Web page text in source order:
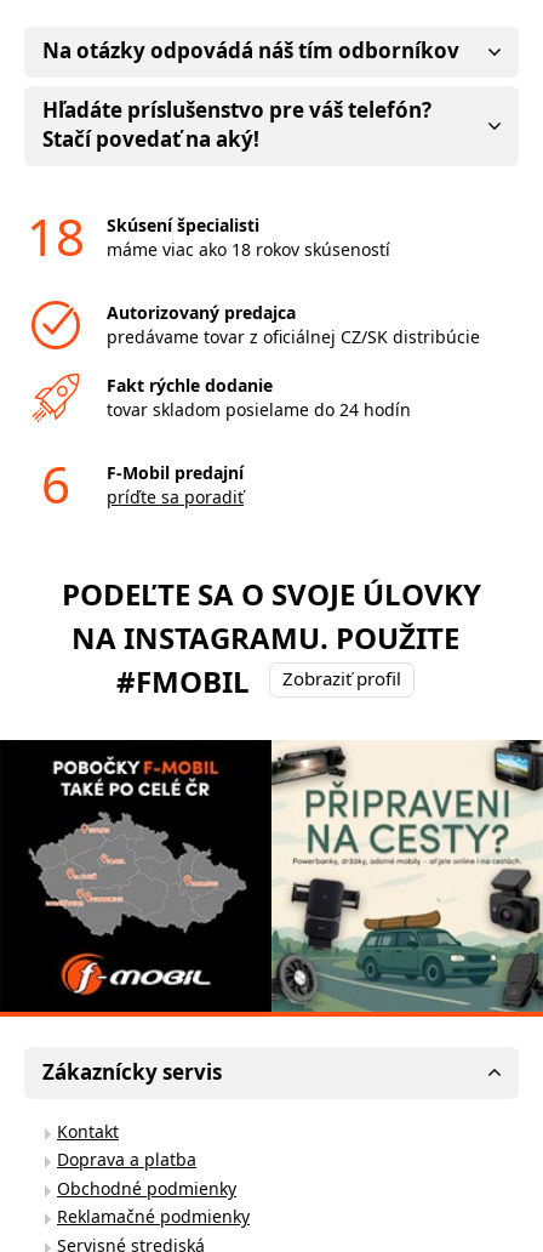
Na otázky odpovádá náš tím odborníkov
Hľadáte príslušenstvo pre váš telefón?
Stačí povedať na aký!
18
Skúsení špecialisti
máme viac ako 18 rokov skúseností
Autorizovaný predajca
predávame tovar z oficiálnej CZ/SK distribúcie
Fakt rýchle dodanie
tovar skladom posielame do 24 hodín
6
F-Mobil predajní
príďte sa poradiť
PODEĽTE SA O SVOJE ÚLOVKY
NA INSTAGRAMU. POUŽITE
#FMOBIL
Zobraziť profil
Zákaznícky servis
Kontakt
Doprava a platba
Obchodné podmienky
Reklamačné podmienky
Servisné strediská